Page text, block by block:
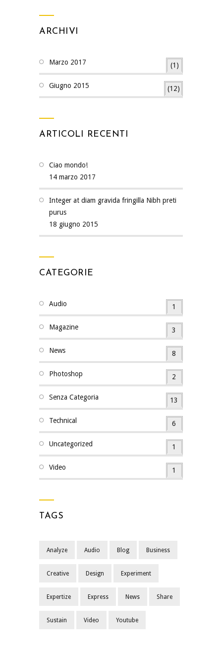
ARCHIVI
Marzo 2017 (1)
Giugno 2015 (12)
ARTICOLI RECENTI
Ciao mondo!
14 marzo 2017
Integer at diam gravida fringilla Nibh preti
purus
18 giugno 2015
CATEGORIE
Audio 1
Magazine 3
News 8
Photoshop 2
Senza Categoria 13
Technical 6
Uncategorized 1
Video 1
TAGS
Analyze Audio Blog Business
Creative Design Experiment
Expertize Express News Share
Sustain Video Youtube